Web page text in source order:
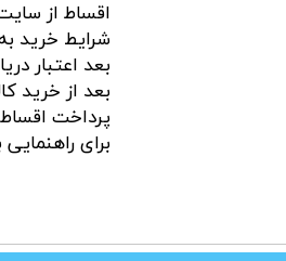
اقساط از
شرایط خرید
بعد اعتبار
بعد از خرید
پرداخت اقساط بین 6 ماه تا 1 سال متفاوت هست که میتونید خودتون زمان
برای